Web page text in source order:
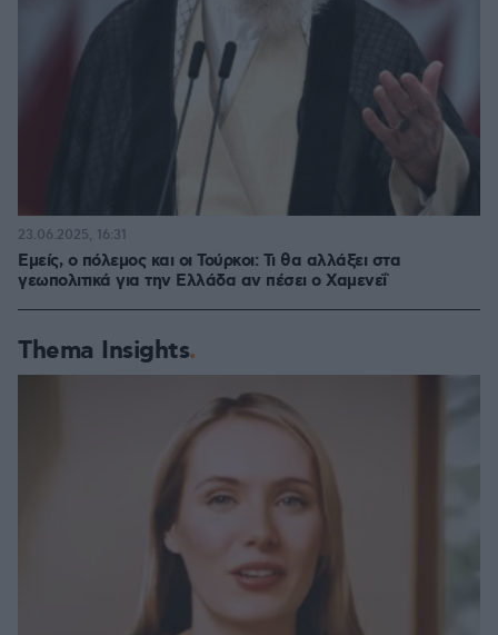
Εμείς, ο πόλεμος και οι Τούρκοι: Τι θα αλλάξει στα
γεωπολιτικά για την Ελλάδα αν πέσει ο Χαμενεΐ
23.06.2025, 16:31
Thema Insights